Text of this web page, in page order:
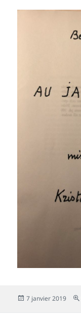
Publié
7 janvier 2019